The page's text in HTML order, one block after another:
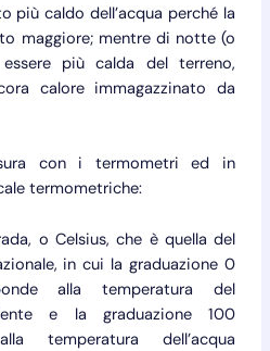
più caldo dell’acqua perché la
maggiore; mentre di notte (o
più calda del terreno,
calore immagazzinato da
con i termometri ed in
termometriche:
o Celsius, che è quella del
in cui la graduazione 0
alla temperatura del
e la graduazione 100
temperatura dell’acqua